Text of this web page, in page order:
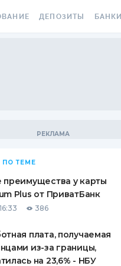
ВИНЬЕТКА
СОТРУДНИКОВ
ОТ
СЛУЧАЕВ
ДЕПОЗИТЫ
ВОПРОСЫ И ОТВЕТЫ
ПУТЕВОДИТЕЛИ ПО
БАНКИ
ПО ТЕМЕ
преимущества у карты
Plus от ПриватБанк
386
плата, получаемая
из-за границы,
на 23,6% - НБУ